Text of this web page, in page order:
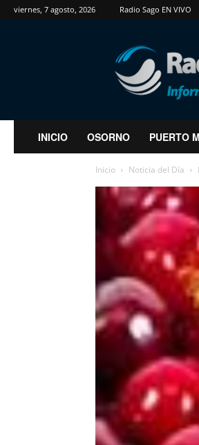
viernes, 7 agosto, 2026 Radio Sago EN VIVO
RadioSago
INICIO OSORNO PUERTO
Inicio Noticia del Día